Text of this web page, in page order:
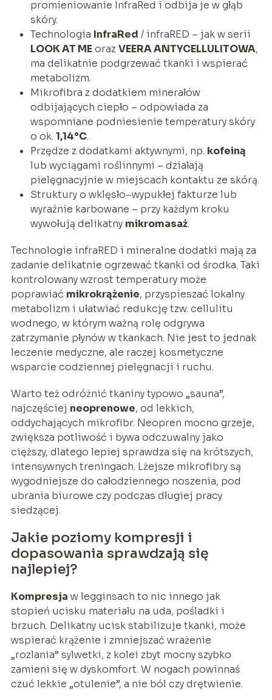
promieniowanie InfraRed i odbija je w głąb
skóry.
Technologia InfraRed / infraRED – jak w serii
LOOK AT MEorazVEERA ANTYCELLULITOWA,
ma delikatnie podgrzewać tkanki i wspierać
metabolizm.
Mikrofibra z dodatkiem minerałów
odbijających ciepło – odpowiada za
wspomniane podniesienie temperatury skóry
o ok. 1,14°C.
Przędze z dodatkami aktywnymi, np. kofeiną
lub wyciągami roślinnymi – działają
pielęgnacyjnie w miejscach kontaktu ze skórą.
Struktury o wklęsło–wypukłej fakturze lub
wyraźnie karbowane – przy każdym kroku
wywołują delikatny mikromasaż.
Technologie infraRED i mineralne dodatki mają za
zadanie delikatnie ogrzewać tkanki od środka. Taki
kontrolowany wzrost temperatury może
poprawiać mikrokrążenie, przyspieszać lokalny
metabolizm i ułatwiać redukcję tzw. cellulitu
wodnego, w którym ważną rolę odgrywa
zatrzymanie płynów w tkankach. Nie jest to jednak
leczenie medyczne, ale raczej kosmetyczne
wsparcie codziennej pielęgnacji i ruchu.
Warto też odróżnić tkaniny typowo „sauna”,
najczęściej neoprenowe, od lekkich,
oddychających mikrofibr. Neopren mocno grzeje,
zwiększa potliwość i bywa odczuwalny jako
cięższy, dlatego lepiej sprawdza się na krótszych,
intensywnych treningach. Lżejsze mikrofibry są
wygodniejsze do całodziennego noszenia, pod
ubrania biurowe czy podczas długiej pracy
siedzącej.
Jakie poziomy kompresji i
dopasowania sprawdzają się
najlepiej?
Kompresja w legginsach to nic innego jak
stopień ucisku materiału na uda, pośladki i
brzuch. Delikatny ucisk stabilizuje tkanki, może
wspierać krążenie i zmniejszać wrażenie
„rozlania” sylwetki, z kolei zbyt mocny szybko
zamieni się w dyskomfort. W nogach powinnaś
czuć lekkie „otulenie”, a nie ból czy drętwienie.